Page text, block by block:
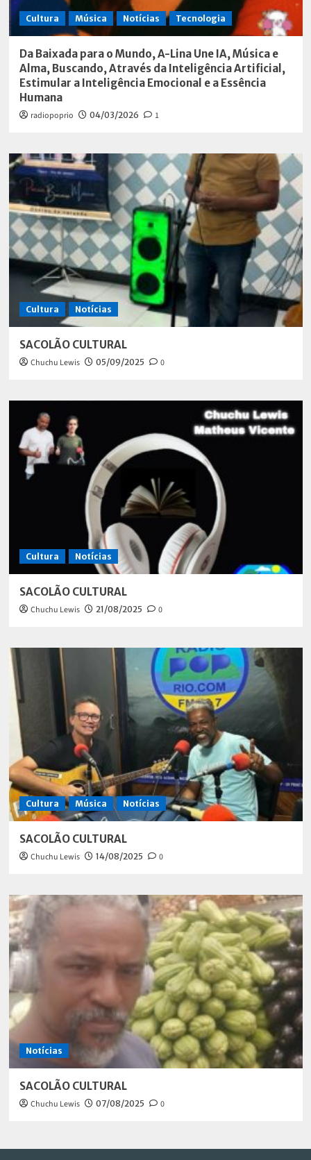
Cultura Música Notícias Tecnologia
Da Baixada para o Mundo, A-Lina Une IA, Música e
Alma, Buscando, Através da Inteligência Artificial,
Estimular a Inteligência Emocional e a Essência
Humana
radiopoprio 04/03/2026 1
Cultura Notícias
SACOLÃO CULTURAL
Chuchu Lewis 05/09/2025 0
Cultura Notícias
SACOLÃO CULTURAL
Chuchu Lewis 21/08/2025 0
Cultura Música Notícias
SACOLÃO CULTURAL
Chuchu Lewis 14/08/2025 0
Notícias
SACOLÃO CULTURAL
Chuchu Lewis 07/08/2025 0